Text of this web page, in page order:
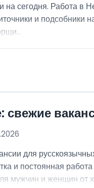
на сегодня. Работа в
и подсобники
свежие
для
и постоянная
мужчин и женщин от